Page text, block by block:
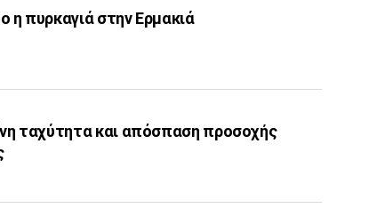
η πυρκαγιά στην Ερμακιά
ταχύτητα και απόσπαση προσοχής